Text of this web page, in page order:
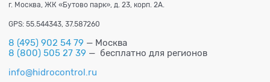
г. Москва, ЖК «Бутово парк», д. 23, корп. 2А.
GPS: 55.544343, 37.587260
8 (495) 902 54 79 — Москва
8 (800) 505 27 39 — бесплатно для регионов
info@hidrocontrol.ru